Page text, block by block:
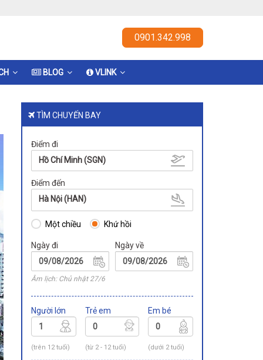
0901.342.998
BLOG VLINK
TÌM CHUYẾN BAY
Điểm đi
Hồ Chí Minh (SGN)
Điểm đến
Hà Nội (HAN)
Một chiều Khứ hồi
Ngày đi
Âm lịch: Chủ nhật 27/6
Ngày về
Người lớn
(trên 12 tuổi)
Trẻ em
(từ 2 - 12 tuổi)
Em bé
(dưới 2 tuổi)